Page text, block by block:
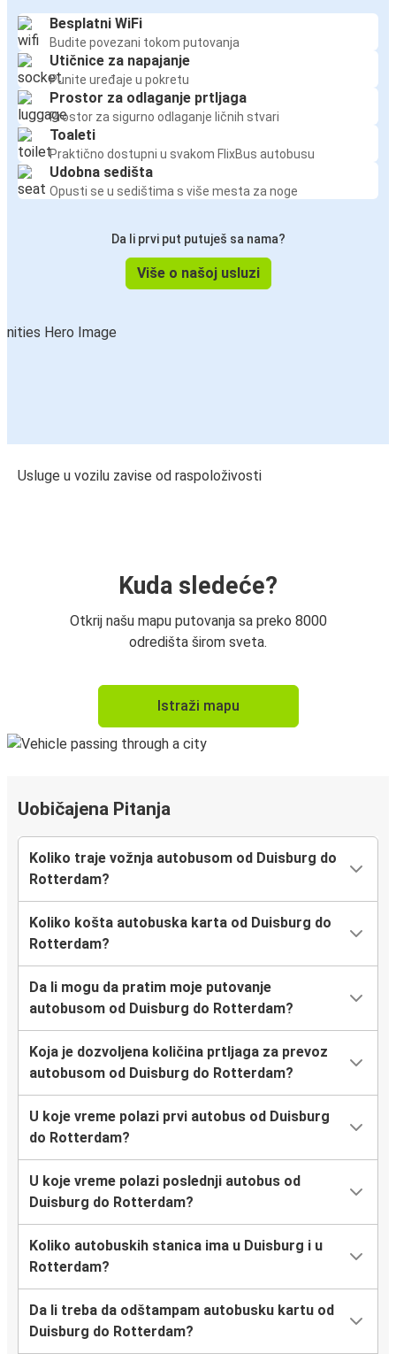
Besplatni WiFi
Budite povezani tokom putovanja
Utičnice za napajanje
Punite uređaje u pokretu
Prostor za odlaganje prtljaga
Prostor za sigurno odlaganje ličnih stvari
Toaleti
Praktično dostupni u svakom FlixBus autobusu
Udobna sedišta
Opusti se u sedištima s više mesta za noge
Da li prvi put putuješ sa nama?
Više o našoj usluzi
Usluge u vozilu zavise od raspoloživosti
Kuda sledeće?
Otkrij našu mapu putovanja sa preko 8000
odredišta širom sveta.
Istraži mapu
Uobičajena Pitanja
Koliko traje vožnja autobusom od Duisburg do
Rotterdam?
Koliko košta autobuska karta od Duisburg do
Rotterdam?
Da li mogu da pratim moje putovanje
autobusom od Duisburg do Rotterdam?
Koja je dozvoljena količina prtljaga za prevoz
autobusom od Duisburg do Rotterdam?
U koje vreme polazi prvi autobus od Duisburg
do Rotterdam?
U koje vreme polazi poslednji autobus od
Duisburg do Rotterdam?
Koliko autobuskih stanica ima u Duisburg i u
Rotterdam?
Da li treba da odštampam autobusku kartu od
Duisburg do Rotterdam?